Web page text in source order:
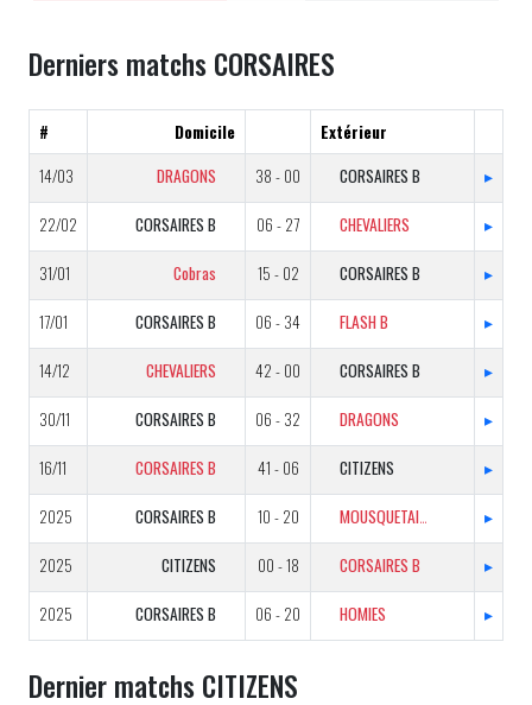
Derniers matchs CORSAIRES
# Domicile
Extérieur
14/03
DRAGONS 38 - 00 CORSAIRES B ▸
22/02 CORSAIRES B 06 - 27 CHEVALIERS ▸
31/01 Cobras 15 - 02 CORSAIRES B ▸
17/01 CORSAIRES B 06 - 34 FLASH B ▸
14/12 CHEVALIERS 42 - 00 CORSAIRES B ▸
30/11 CORSAIRES B 06 - 32 DRAGONS ▸
16/11 CORSAIRES B 41 - 06 CITIZENS ▸
2025 CORSAIRES B 10 - 20 MOUSQUETAIRES ▸
2025 CITIZENS 00 - 18 CORSAIRES B ▸
2025 CORSAIRES B 06 - 20 HOMIES ▸
Dernier matchs CITIZENS